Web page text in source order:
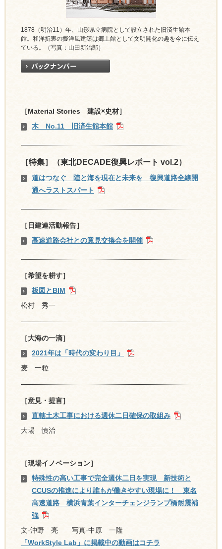
1878（明治11）年、山形県立病院として設立された旧済生館本
館。和洋折衷の擬洋風建築は郷土館として文明開化の趣を今に伝え
ている。（写真：山田新治郎）
［Material Stories 建設×史材］
木 No.11 旧済生館本館
［特集］（東北DECADE復興レポート vol.2）
道はつなぐ 陸と海を現在と未来を 復興道路全線開
通へラストスパート
［日建連活動報告］
高速道路会社との意見交換会を開催
［希望を耕す］
板図とBIM
松村 秀一
［大海の一滴］
2021年は「時代の変わり目」
麦 一粒
［意見・提言］
直轄土木工事における週休二日確保の取組み
大場 慎治
［現場イノベーション］
特殊性の高い工事で完全週休二日を実現 新技術と
CCUSの推進により誰もが働きやすい現場に！ 東名
高速道路 横浜青葉インターチェンジランプ橋耐震補
強
文-沖野 亮 写真-中原 一隆
「WorkStyle Lab」に掲載中の動画はコチラ